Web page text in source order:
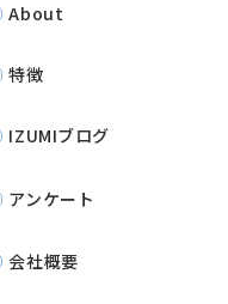
About
特徴
IZUMIブログ
アンケート
会社概要